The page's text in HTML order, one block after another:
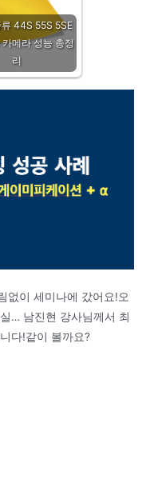
류 44S 55S 5SE
카메라 성능 총정
리
없이 세미나에 갔어요!오
… 남진현 강사님께서 최
다!같이 볼까요?